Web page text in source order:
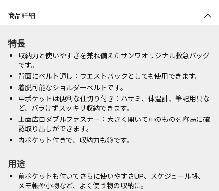
商品詳細
特長
収納力と使いやすさを兼ね備えたサンワオリジナル救急バッグ
です。
背面にベルト通し：ウエストバックとしても使用できます。
着脱可能なショルダーベルトです。
中ポケットは便利な仕切り付き：ハサミ、体温計、筆記用具な
ど、バラけずスッキリ収納できます。
上面広口ダブルファスナー：大きく開いて中のものを容易に確
認取り出しができます。
内ポケット付きで、収納力も◎です。
用途
前ポケットも付いてさらに使いやすさUP、スケジュール帳、
メモ帳や小物など、よく使う物の収納に。